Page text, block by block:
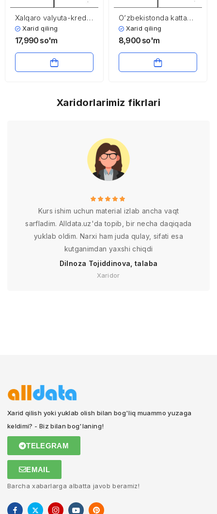
Xalqaro valyuta-kredit
munosabatlarining
vujudga kelishi va
Xarid qiling
17,990 so'm
O’zbekistonda katta
va kichik biznesni
o’zaro aloqalarining
(Yaponiya, Xitoy,
O’zbekiston)
Xarid qiling
8,900 so'm
Xaridorlarimiz fikrlari
Kurs ishim uchun material izlab ancha vaqt
sarfladim. Alldata.uz'da topib, bir necha daqiqada
yuklab oldim. Narxi ham juda qulay, sifati esa
kutganimdan yaxshi chiqdi
Dilnoza Tojiddinova, talaba
Xaridor
Xarid qilish yoki yuklab olish bilan bog'liq muammo yuzaga
keldimi? - Biz bilan bog'laning!
TELEGRAM
EMAIL
Barcha xabarlarga albatta javob beramiz!